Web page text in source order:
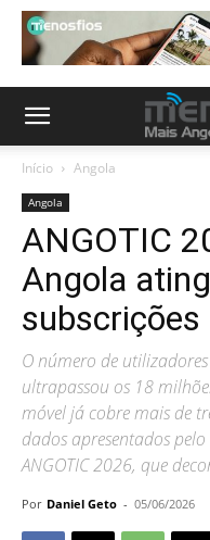
Início Angola
Angola
ANGOTIC
Angola
subscrições
O número de
ultrapassou os 18
móvel já cobre mais de
dados apresentados
ANGOTIC 2026, que
Por Daniel Geto - 05/06/2026